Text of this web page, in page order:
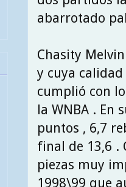
abarrotado
Chasity
y cuya
cumplió con
la WNBA . En
puntos , 6,7
final de 13,6 .
piezas muy
1998\99 que